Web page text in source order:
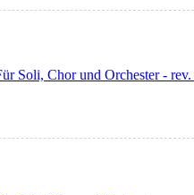
Soli, Chor und Orchester - rev.